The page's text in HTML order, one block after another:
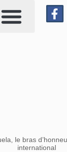
le bras
international